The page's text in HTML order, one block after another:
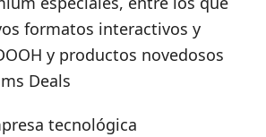
formatos interactivos y
y productos novedosos
Deals
tecnológica